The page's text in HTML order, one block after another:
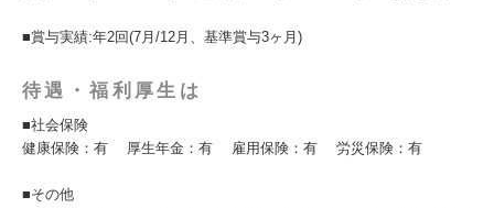
■賞与実績:年2回(7月/12月、基準賞与3ヶ月)
待遇・福利厚生は
■社会保険
健康保険：有 厚生年金：有 雇用保険：有 労災保険：有
■その他